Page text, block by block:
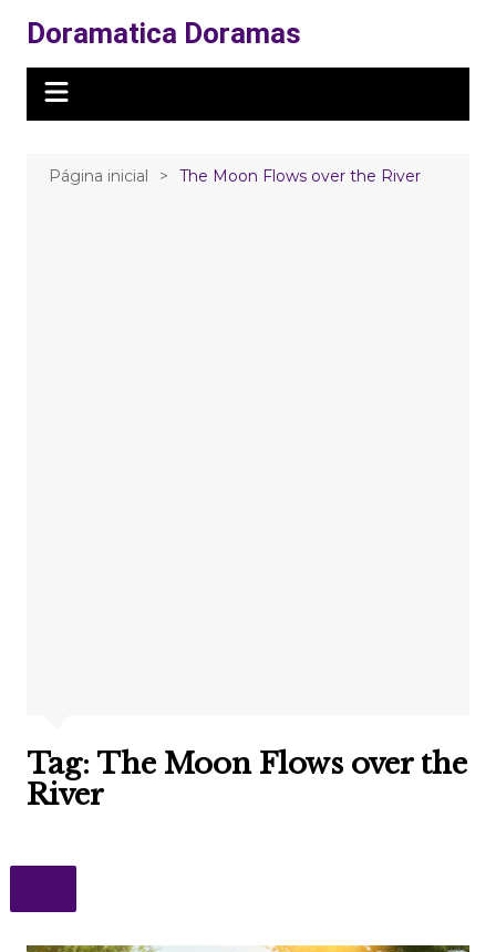
para
conteúdo
Doramatica Doramas
Página inicial The Moon Flows over the River
Tag: The Moon Flows over the
River